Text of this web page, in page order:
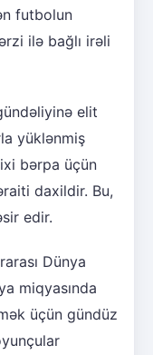
futbolun
ilə bağlı irəli
elit
yüklənmiş
bərpa üçün
daxildir. Bu,
edir.
Dünya
miqyasında
üçün gündüz